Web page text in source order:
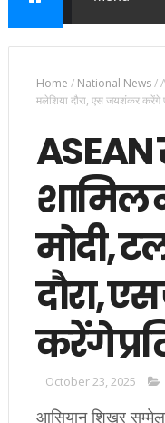
Home / National News/
मलेशिया दौरा, एस जयशंकर करेंगे
शामिल
मोदी,
दौरा,
करेंगे
October 23, 2025
आसियान शिखर